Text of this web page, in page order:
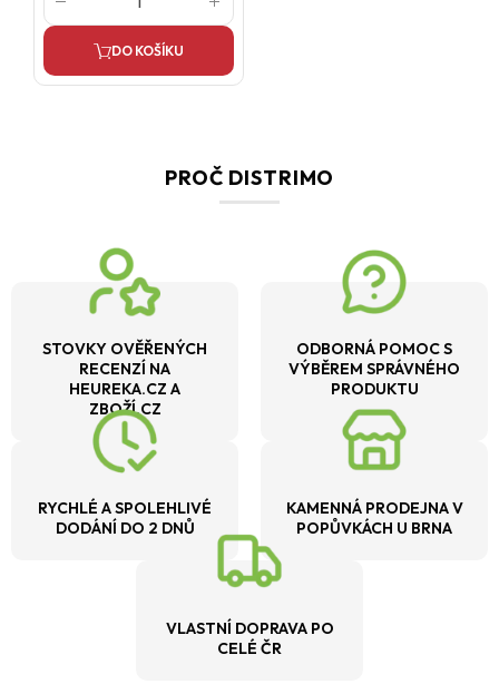
DO KOŠÍKU
PROČ DISTRIMO
STOVKY OVĚŘENÝCH
RECENZÍ NA
HEUREKA.CZ A
ZBOŽÍ.CZ
ODBORNÁ POMOC S
VÝBĚREM SPRÁVNÉHO
PRODUKTU
RYCHLÉ A SPOLEHLIVÉ
DODÁNÍ DO 2 DNŮ
KAMENNÁ PRODEJNA V
POPŮVKÁCH U BRNA
VLASTNÍ DOPRAVA PO
CELÉ ČR